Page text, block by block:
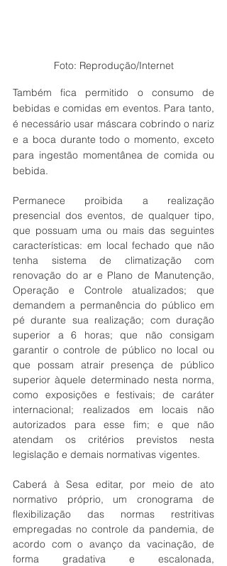
Foto: Reprodução/Internet
Também fica permitido o consumo de
bebidas e comidas em eventos. Para tanto,
é necessário usar máscara cobrindo o nariz
e a boca durante todo o momento, exceto
para ingestão momentânea de comida ou
bebida.
Permanece proibida a realização
presencial dos eventos, de qualquer tipo,
que possuam uma ou mais das seguintes
características: em local fechado que não
tenha sistema de climatização com
renovação do ar e Plano de Manutenção,
Operação e Controle atualizados; que
demandem a permanência do público em
pé durante sua realização; com duração
superior a 6 horas; que não consigam
garantir o controle de público no local ou
que possam atrair presença de público
superior àquele determinado nesta norma,
como exposições e festivais; de caráter
internacional; realizados em locais não
autorizados para esse fim; e que não
atendam os critérios previstos nesta
legislação e demais normativas vigentes.
Caberá à Sesa editar, por meio de ato
normativo próprio, um cronograma de
flexibilização das normas restritivas
empregadas no controle da pandemia, de
acordo com o avanço da vacinação, de
forma gradativa e escalonada,